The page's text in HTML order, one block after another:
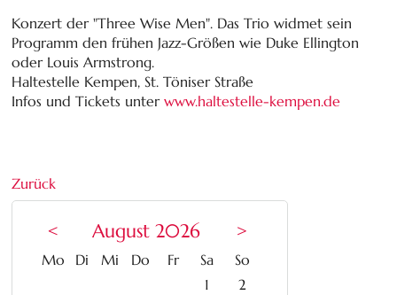
Konzert der "Three Wise Men". Das Trio widmet sein
Programm den frühen Jazz-Größen wie Duke Ellington
oder Louis Armstrong.
Haltestelle Kempen, St. Töniser Straße
Infos und Tickets unterwww.haltestelle-kempen.de
Zurück
< August 2026 >
Mo ntag
Dienstag
Mittwoch
Donnerstag
Freitag
Samstag
Sonntag
1
2